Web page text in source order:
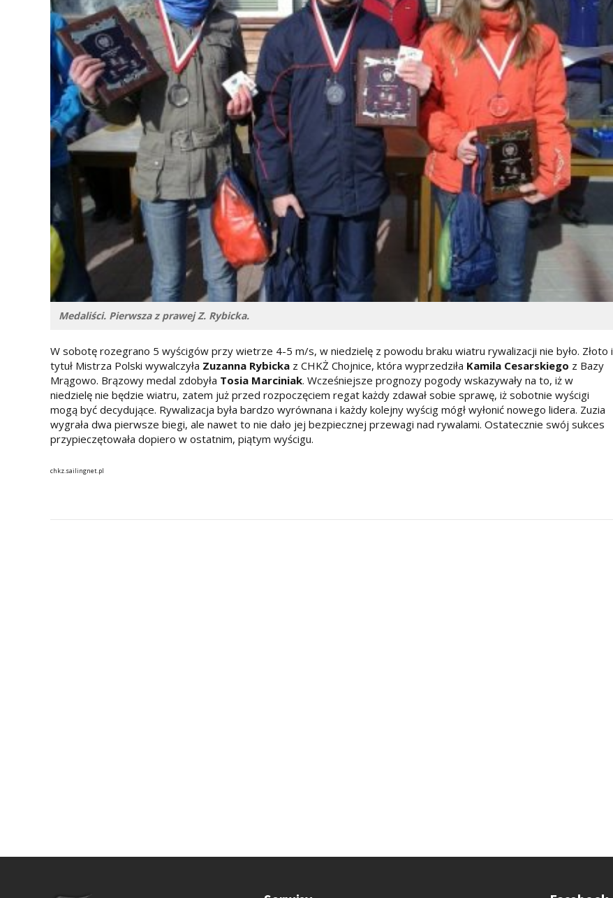
Medaliści. Pierwsza z prawej Z. Rybicka.
W sobotę rozegrano 5 wyścigów przy wietrze 4-5 m/s, w niedzielę z powodu braku wiatru rywalizacji nie było. Złoto i
tytuł Mistrza Polski wywalczyła Zuzanna Rybicka z CHKŻ Chojnice, która wyprzedziła Kamila Cesarskiego z Bazy
Mrągowo. Brązowy medal zdobyła Tosia Marciniak. Wcześniejsze prognozy pogody wskazywały na to, iż w
niedzielę nie będzie wiatru, zatem już przed rozpoczęciem regat każdy zdawał sobie sprawę, iż sobotnie wyścigi
mogą być decydujące. Rywalizacja była bardzo wyrównana i każdy kolejny wyścig mógł wyłonić nowego lidera. Zuzia
wygrała dwa pierwsze biegi, ale nawet to nie dało jej bezpiecznej przewagi nad rywalami. Ostatecznie swój sukces
przypieczętowała dopiero w ostatnim, piątym wyścigu.
chkz.sailingnet.pl